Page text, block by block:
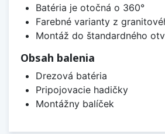
Batéria je otočná o 360°
Farebné varianty z
Montáž do štandardného
Obsah balenia
Drezová batéria
Pripojovacie hadičky
Montážny balíček